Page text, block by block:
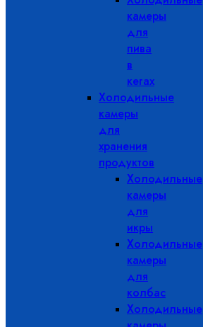
камеры
для
пива
в
кегах
Холодильные
камеры
для
хранения
продуктов
Холодильные
камеры
для
икры
Холодильные
камеры
для
колбас
Холодильные